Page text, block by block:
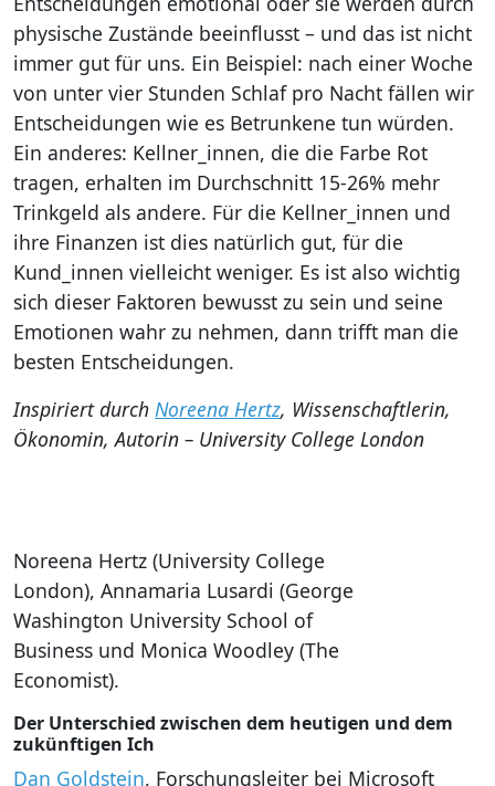
physische Zustände beeinflusst – und das ist nicht
immer gut für uns. Ein Beispiel: nach einer Woche
von unter vier Stunden Schlaf pro Nacht fällen wir
Entscheidungen wie es Betrunkene tun würden.
Ein anderes: Kellner_innen, die die Farbe Rot
tragen, erhalten im Durchschnitt 15-26% mehr
Trinkgeld als andere. Für die Kellner_innen und
ihre Finanzen ist dies natürlich gut, für die
Kund_innen vielleicht weniger. Es ist also wichtig
sich dieser Faktoren bewusst zu sein und seine
Emotionen wahr zu nehmen, dann trifft man die
besten Entscheidungen.
Inspiriert durch Noreena Hertz, Wissenschaftlerin,
Ökonomin, Autorin – University College London
Noreena Hertz (University College
London), Annamaria Lusardi (George
Washington University School of
Business und Monica Woodley (The
Economist).
Der Unterschied zwischen dem heutigen und dem
zukünftigen Ich
Dan Goldstein, Forschungsleiter bei Microsoft